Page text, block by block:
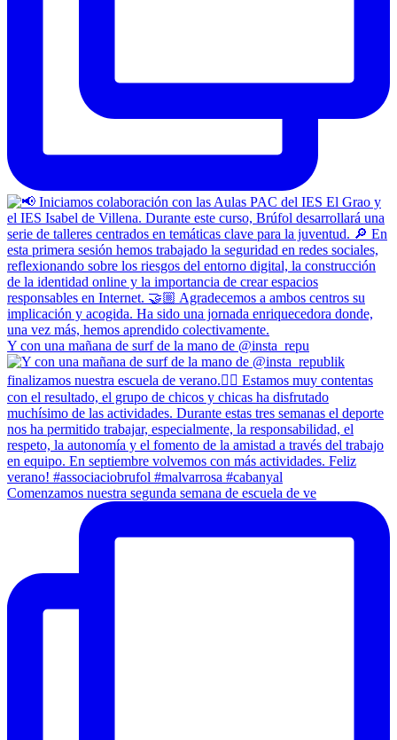
Y con una mañana de surf de la mano de @insta_repu
Comenzamos nuestra segunda semana de escuela de ve